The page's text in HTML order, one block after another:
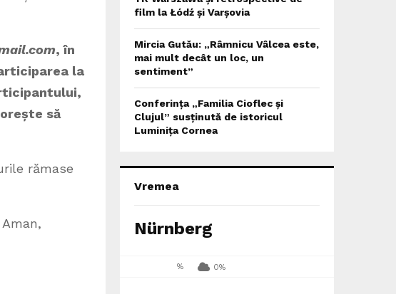
, în
la
să
rămase
film la Łódź și Varșovia
Mircia Gutău: „Râmnicu Vâlcea este,
mai mult decât un loc, un
sentiment”
Conferința „Familia Cioflec și
Clujul” susținută de istoricul
Luminița Cornea
Vremea
Nürnberg
% 0%